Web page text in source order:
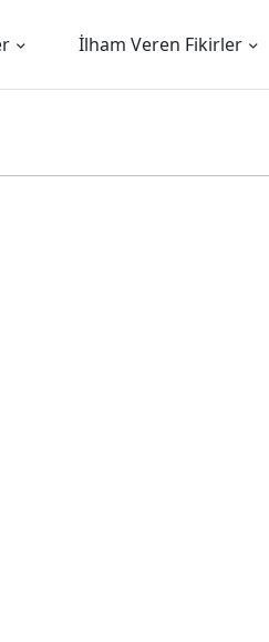
İlham Veren Fikirler